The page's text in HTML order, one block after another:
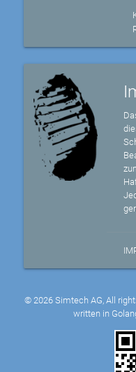
© 2026 Simtech AG, All
written in